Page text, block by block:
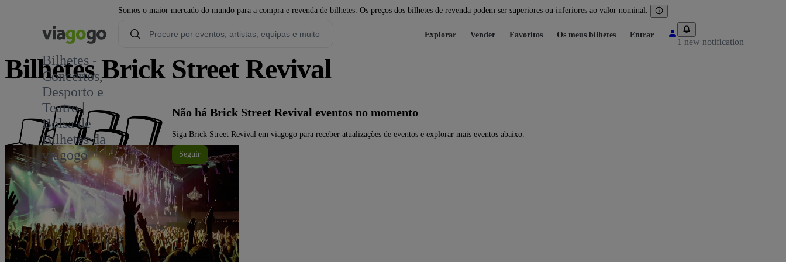
Somos o maior mercado do mundo para a compra e revenda de bilhetes. Os preços dos bilhetes de revenda podem ser superiores ou inferiores ao valor nominal.
Bilhetes -
Concertos,
Desporto e
Teatro |
Bolsa de
Bilhetes da
viagogo
Explorar Vender Favoritos Os meus bilhetes Entrar
1 new notification
Bilhetes Brick Street Revival
Não há Brick Street Revival eventos no momento
Siga Brick Street Revival em viagogo para receber atualizações de eventos e explorar mais eventos abaixo.
Seguir